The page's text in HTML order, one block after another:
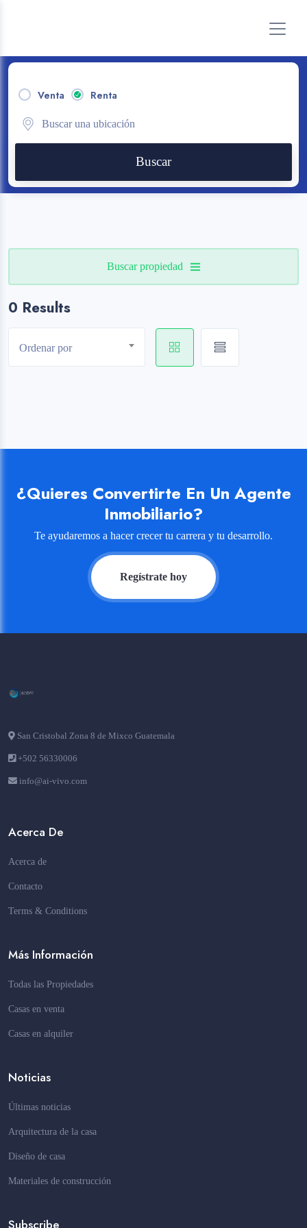
Venta Renta
Buscar
Buscar propiedad
0 Results
Ordenar por
¿Quieres Convertirte En Un Agente
Inmobiliario?
Te ayudaremos a hacer crecer tu carrera y tu desarrollo.
Regístrate hoy
San Cristobal Zona 8 de Mixco Guatemala
+502 56330006
info@ai-vivo.com
Acerca De
Acerca de
Contacto
Terms & Conditions
Más Información
Todas las Propiedades
Casas en venta
Casas en alquiler
Noticias
Últimas noticias
Arquitectura de la casa
Diseño de casa
Materiales de construcción
Subscribe